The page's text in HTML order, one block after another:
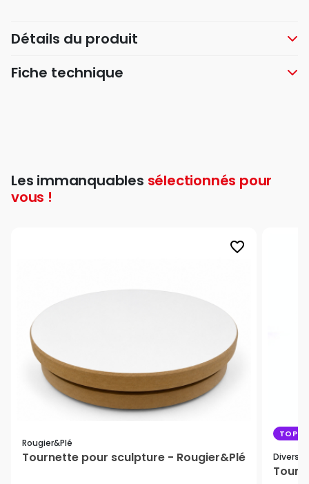
Détails du produit
Fiche technique
Les immanquables sélectionnés pour
vous !
favorite_border
Rougier&plé
Tournette pour sculpture - Rougier&Plé
TOP
Divers